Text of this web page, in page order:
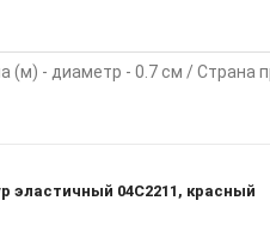
(м) - диаметр - 0.7 см / Страна